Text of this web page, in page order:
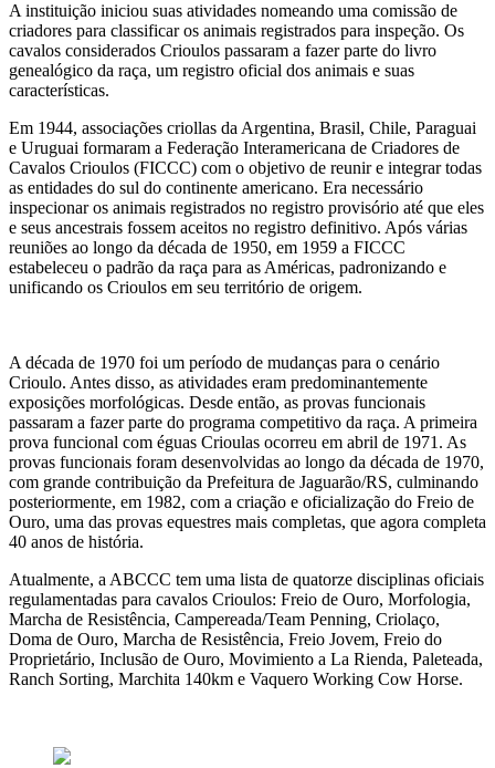
A instituição iniciou suas atividades nomeando uma comissão de
criadores para classificar os animais registrados para inspeção. Os
cavalos considerados Crioulos passaram a fazer parte do livro
genealógico da raça, um registro oficial dos animais e suas
características.
Em 1944, associações criollas da Argentina, Brasil, Chile, Paraguai
e Uruguai formaram a Federação Interamericana de Criadores de
Cavalos Crioulos (FICCC) com o objetivo de reunir e integrar todas
as entidades do sul do continente americano. Era necessário
inspecionar os animais registrados no registro provisório até que eles
e seus ancestrais fossem aceitos no registro definitivo. Após várias
reuniões ao longo da década de 1950, em 1959 a FICCC
estabeleceu o padrão da raça para as Américas, padronizando e
unificando os Crioulos em seu território de origem.
A década de 1970 foi um período de mudanças para o cenário
Crioulo. Antes disso, as atividades eram predominantemente
exposições morfológicas. Desde então, as provas funcionais
passaram a fazer parte do programa competitivo da raça. A primeira
prova funcional com éguas Crioulas ocorreu em abril de 1971. As
provas funcionais foram desenvolvidas ao longo da década de 1970,
com grande contribuição da Prefeitura de Jaguarão/RS, culminando
posteriormente, em 1982, com a criação e oficialização do Freio de
Ouro, uma das provas equestres mais completas, que agora completa
40 anos de história.
Atualmente, a ABCCC tem uma lista de quatorze disciplinas oficiais
regulamentadas para cavalos Crioulos: Freio de Ouro, Morfologia,
Marcha de Resistência, Campereada/Team Penning, Criolaço,
Doma de Ouro, Marcha de Resistência, Freio Jovem, Freio do
Proprietário, Inclusão de Ouro, Movimiento a La Rienda, Paleteada,
Ranch Sorting, Marchita 140km e Vaquero Working Cow Horse.